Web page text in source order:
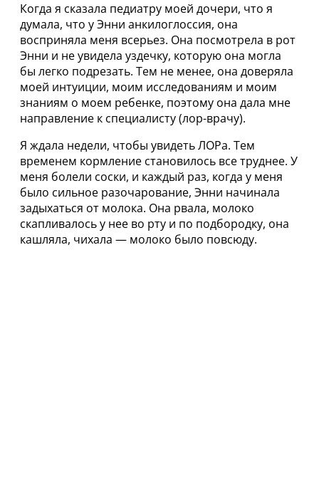
Когда я сказала педиатру моей дочери, что я
думала, что у Энни анкилоглоссия, она
восприняла меня всерьез. Она посмотрела в рот
Энни и не увидела уздечку, которую она могла
бы легко подрезать. Тем не менее, она доверяла
моей интуиции, моим исследованиям и моим
знаниям о моем ребенке, поэтому она дала мне
направление к специалисту (лор-врачу).
Я ждала недели, чтобы увидеть ЛОРа. Тем
временем кормление становилось все труднее. У
меня болели соски, и каждый раз, когда у меня
было сильное разочарование, Энни начинала
задыхаться от молока. Она рвала, молоко
скапливалось у нее во рту и по подбородку, она
кашляла, чихала — молоко было повсюду.